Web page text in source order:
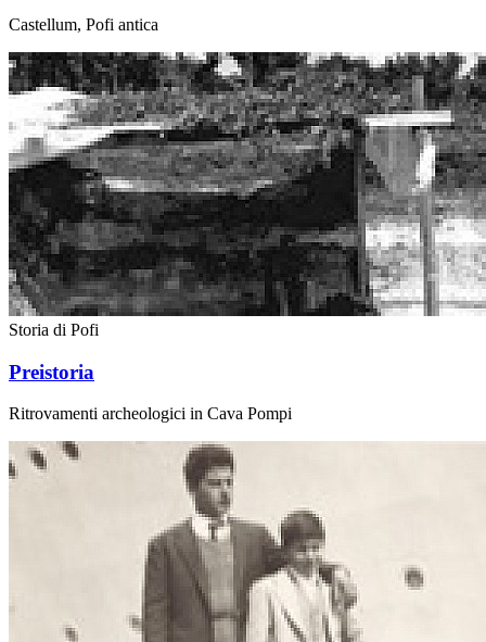
Castellum, Pofi antica
Storia di Pofi
Preistoria
Ritrovamenti archeologici in Cava Pompi